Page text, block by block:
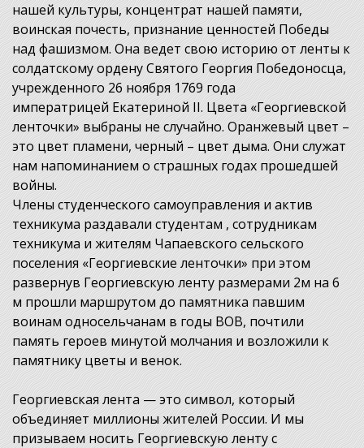
нашей культуры, концентрат нашей памяти,
воинская почесть, признание ценностей Победы
над фашизмом. Она ведет свою историю от ленты к
солдатскому ордену Святого Георгия Победоносца,
учрежденного 26 ноября 1769 года
императрицей Екатериной II. Цвета «Георгиевской
ленточки» выбраны не случайно. Оранжевый цвет –
это цвет пламени, черный – цвет дыма. Они служат
нам напоминанием о страшных годах прошедшей
войны.
Члены студенческого самоуправления и актив
техникума раздавали студентам , сотрудникам
техникума и жителям Чапаевского сельского
поселения «Георгиевские ленточки» при этом
развернув Георгиевскую ленту размерами 2м на 6
м прошли маршрутом до памятника павшим
воинам односельчанам в годы ВОВ, почтили
память героев минутой молчания и возложили к
памятнику цветы и венок.
Георгиевская лента — это символ, который
объединяет миллионы жителей России. И мы
призываем носить Георгиевскую ленту с